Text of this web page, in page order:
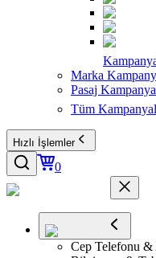
Marka
Pasaj
Tüm
Hızlı İşlemler
0
Cep Telefonu &